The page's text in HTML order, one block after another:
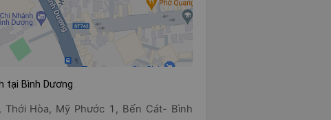
tại Bình Dương
Hòa, Mỹ Phước 1, Bến Cát- Bình